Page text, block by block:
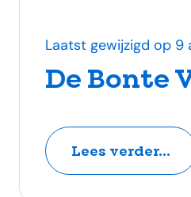
De Bonte
Laatst gewijzigd op 9
Lees verder...